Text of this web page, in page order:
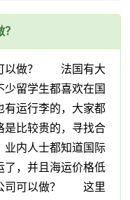
以做？ 法国有大
留学生都喜欢在国
有运行李的，大家都
是比较贵的，寻找合
业内人士都知道国际
了，并且海运价格低
公司可以做？ 这里